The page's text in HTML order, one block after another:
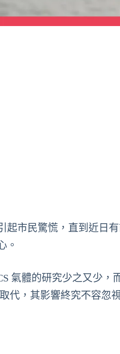
市民驚慌，直到近日
。
氣體的研究少之又少，
代，其影響終究不容忽